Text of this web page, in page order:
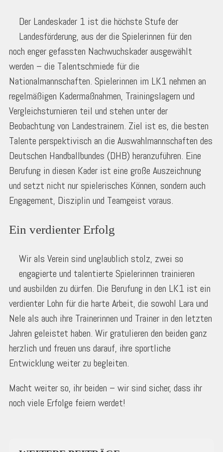
Der Landeskader 1 ist die höchste Stufe der
Landesförderung, aus der die Spielerinnen für den
noch enger gefassten Nachwuchskader ausgewählt
werden – die Talentschmiede für die
Nationalmannschaften. Spielerinnen im LK1 nehmen an
regelmäßigen Kadermaßnahmen, Trainingslagern und
Vergleichsturnieren teil und stehen unter der
Beobachtung von Landestrainern. Ziel ist es, die besten
Talente perspektivisch an die Auswahlmannschaften des
Deutschen Handballbundes (DHB) heranzuführen. Eine
Berufung in diesen Kader ist eine große Auszeichnung
und setzt nicht nur spielerisches Können, sondern auch
Engagement, Disziplin und Teamgeist voraus.
Ein verdienter Erfolg
Wir als Verein sind unglaublich stolz, zwei so
engagierte und talentierte Spielerinnen trainieren
und ausbilden zu dürfen. Die Berufung in den LK1 ist ein
verdienter Lohn für die harte Arbeit, die sowohl Lara und
Nele als auch ihre Trainerinnen und Trainer in den letzten
Jahren geleistet haben. Wir gratulieren den beiden ganz
herzlich und freuen uns darauf, ihre sportliche
Entwicklung weiter zu begleiten.
Macht weiter so, ihr beiden – wir sind sicher, dass ihr
noch viele Erfolge feiern werdet!